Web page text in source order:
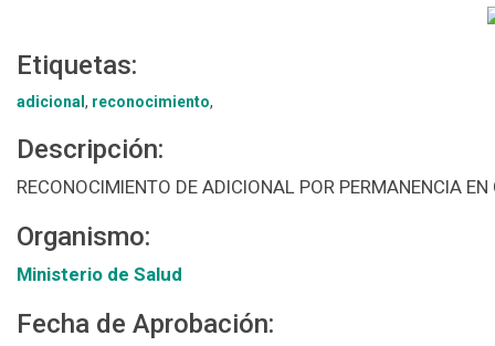
Etiquetas:
adicional , reconocimiento,
Descripción:
RECONOCIMIENTO DE ADICIONAL POR PERMANENCIA EN
Organismo:
Ministerio de Salud
Fecha de Aprobación: